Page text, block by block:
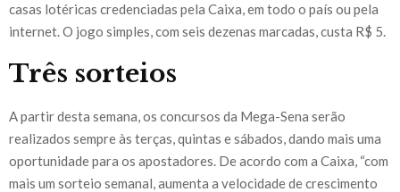
casas lotéricas credenciadas pela Caixa, em todo o país ou pela
internet. O jogo simples, com seis dezenas marcadas, custa R$ 5.
Três sorteios
A partir desta semana, os concursos da Mega-Sena serão
realizados sempre às terças, quintas e sábados, dando mais uma
oportunidade para os apostadores. De acordo com a Caixa, “com
mais um sorteio semanal, aumenta a velocidade de crescimento